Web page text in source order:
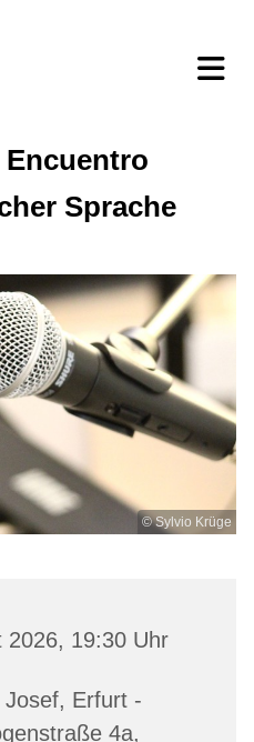
Sprache
© Sylvio Krüge
2026, 19:30 Uhr
Erfurt -
4a,